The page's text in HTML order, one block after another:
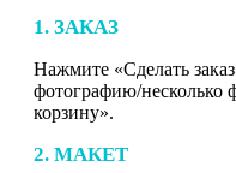
1. ЗАКАЗ
Нажмите «Сделать
фотографию/несколько
корзину».
2. МАКЕТ